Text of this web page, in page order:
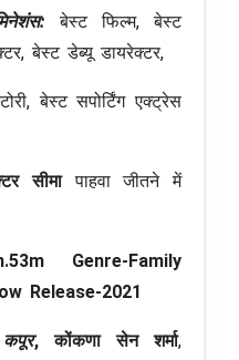
बेस्ट फिल्म, बेस्ट
बेस्ट डेब्यू डायरेक्टर,
बेस्ट सपोर्टिंग एक्ट्रेस
सीमापाहवा जीतने में
Genre-Family
Release-2021
,कोंकणा सेन शर्मा,